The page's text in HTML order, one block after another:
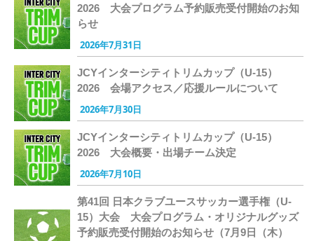
2026 大会プログラム予約販売受付開始のお知
らせ
2026年7月31日
JCYインターシティトリムカップ（U-15）
2026 会場アクセス／応援ルールについて
2026年7月30日
JCYインターシティトリムカップ（U-15）
2026 大会概要・出場チーム決定
2026年7月10日
第41回 日本クラブユースサッカー選手権（U-
15）大会 大会プログラム・オリジナルグッズ
予約販売受付開始のお知らせ（7月9日（木）